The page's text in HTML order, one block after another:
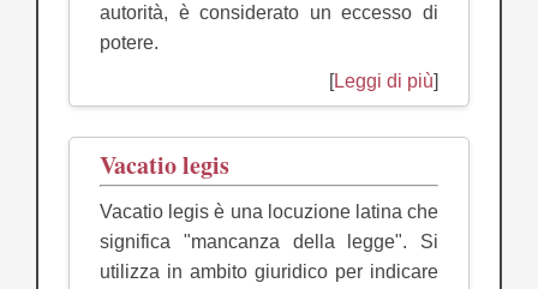
autorità, è considerato un eccesso di
potere.
[Leggi di più]
Vacatio legis
Vacatio legis è una locuzione latina che
significa "mancanza della legge". Si
utilizza in ambito giuridico per indicare